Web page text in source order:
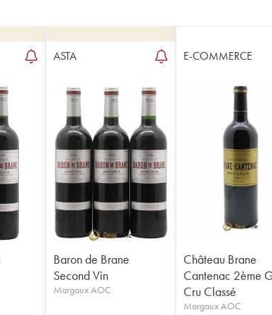
ASTA
Baron de Brane
Second Vin
Margaux AOC
E-COMMERCE
Château Brane
Cantenac 2ème
Cru Classé
Margaux AOC